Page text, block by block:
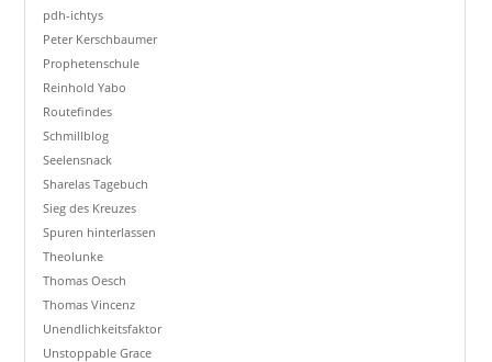
pdh-ichtys
Peter Kerschbaumer
Prophetenschule
Reinhold Yabo
Routefindes
Schmillblog
Seelensnack
Sharelas Tagebuch
Sieg des Kreuzes
Spuren hinterlassen
Theolunke
Thomas Oesch
Thomas Vincenz
Unendlichkeitsfaktor
Unstoppable Grace